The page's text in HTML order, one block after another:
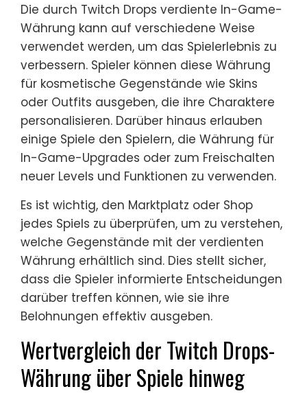
Die durch Twitch Drops verdiente In-Game-
Währung kann auf verschiedene Weise
verwendet werden, um das Spielerlebnis zu
verbessern. Spieler können diese Währung
für kosmetische Gegenstände wie Skins
oder Outfits ausgeben, die ihre Charaktere
personalisieren. Darüber hinaus erlauben
einige Spiele den Spielern, die Währung für
In-Game-Upgrades oder zum Freischalten
neuer Levels und Funktionen zu verwenden.
Es ist wichtig, den Marktplatz oder Shop
jedes Spiels zu überprüfen, um zu verstehen,
welche Gegenstände mit der verdienten
Währung erhältlich sind. Dies stellt sicher,
dass die Spieler informierte Entscheidungen
darüber treffen können, wie sie ihre
Belohnungen effektiv ausgeben.
Wertvergleich der Twitch Drops-
Währung über Spiele hinweg